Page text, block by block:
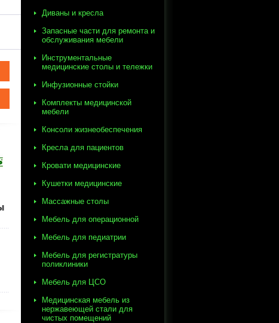
Диваны и кресла
Запасные части для ремонта и
обслуживания мебели
Инструментальные
медицинские столы и тележки
Инфузионные стойки
Комплекты медицинской
мебели
Консоли жизнеобеспечения
Кресла для пациентов
Кровати медицинские
Кушетки медицинские
Массажные столы
Мебель для операционной
Мебель для педиатрии
Мебель для регистратуры
поликлиники
Мебель для ЦСО
Медицинская мебель из
нержавеющей стали для
чистых помещений